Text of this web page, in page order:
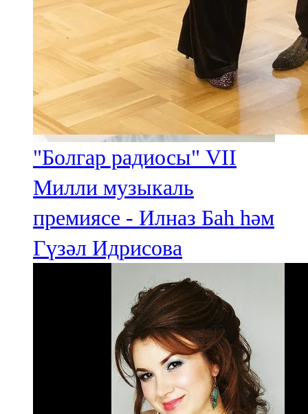
"Болгар радиосы" VII
Милли музыкаль
премиясе - Илназ Баһ һәм
Гүзәл Идрисова